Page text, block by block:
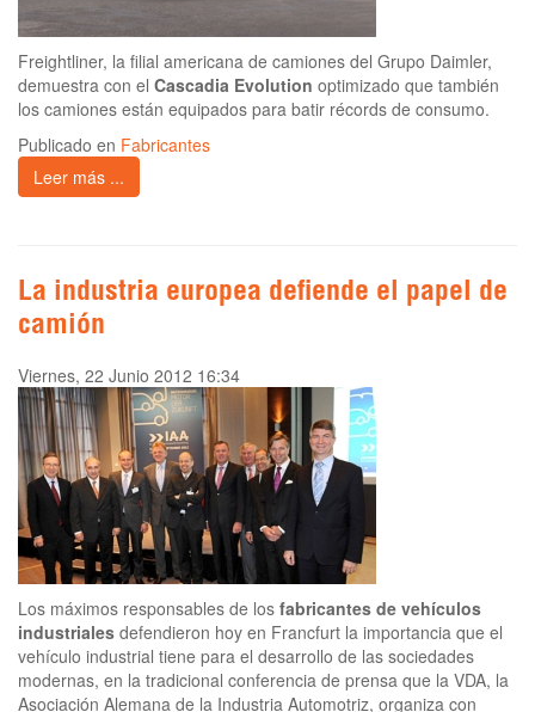
Freightliner, la filial americana de camiones del Grupo Daimler,
demuestra con el Cascadia Evolution optimizado que también
los camiones están equipados para batir récords de consumo.
Publicado en Fabricantes
Leer más ...
La industria europea defiende el papel de
camión
Viernes, 22 Junio 2012 16:34
Los máximos responsables de los fabricantes de vehículos
industriales defendieron hoy en Francfurt la importancia que el
vehículo industrial tiene para el desarrollo de las sociedades
modernas, en la tradicional conferencia de prensa que la VDA, la
Asociación Alemana de la Industria Automotriz, organiza con